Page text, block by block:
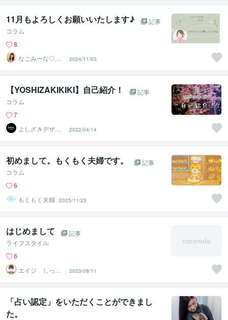
11月もよろしくお願いいたします♪
記事
コラム
8
なごみーな♡癒
し系心のサポー
ター
2024/11/03
【YOSHIZAKIKIKI】自己紹介！
記事
コラム
7
よしざきデザイ
ン
2022/04/14
初めまして。もくもく夫婦です。
記事
コラム
6
もくもく夫婦 2025/11/23
はじめまして
記事
ライフスタイル
6
エイジ しっか
り関西弁でお話
聴きます♪
2023/08/11
「占い認定」をいただくことができまし
た。